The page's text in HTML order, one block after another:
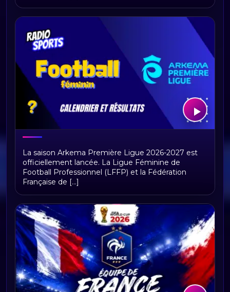
Arkema première ligue, calendrier et
résultats
La saison Arkema Première Ligue 2026-2027 est
officiellement lancée. La Ligue Féminine de
Football Professionnel (LFFP) et la Fédération
Française de [...]